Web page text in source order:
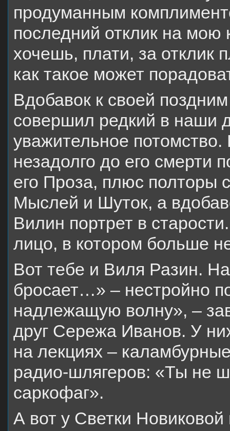
продуманным
последний отклик на мою
хочешь, плати, за отклик
как такое может
Вдобавок к своей
совершил редкий в наши
уважительное потомство.
незадолго до его смерти
его Проза, плюс полторы
Мыслей и Шуток, а
Вилин портрет в
лицо, в котором больше
Вот тебе и Виля Разин.
бросает…» – нестройно
надлежащую волну», –
друг Сережа Иванов. У
на лекциях –
радио-шлягеров: «Ты не
саркофаг».
А вот у Светки